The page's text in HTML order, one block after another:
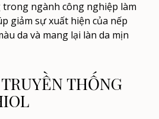
ngành công nghiệp làm
giảm sự xuất hiện của nếp
da và mang lại làn da mịn
THỐNG